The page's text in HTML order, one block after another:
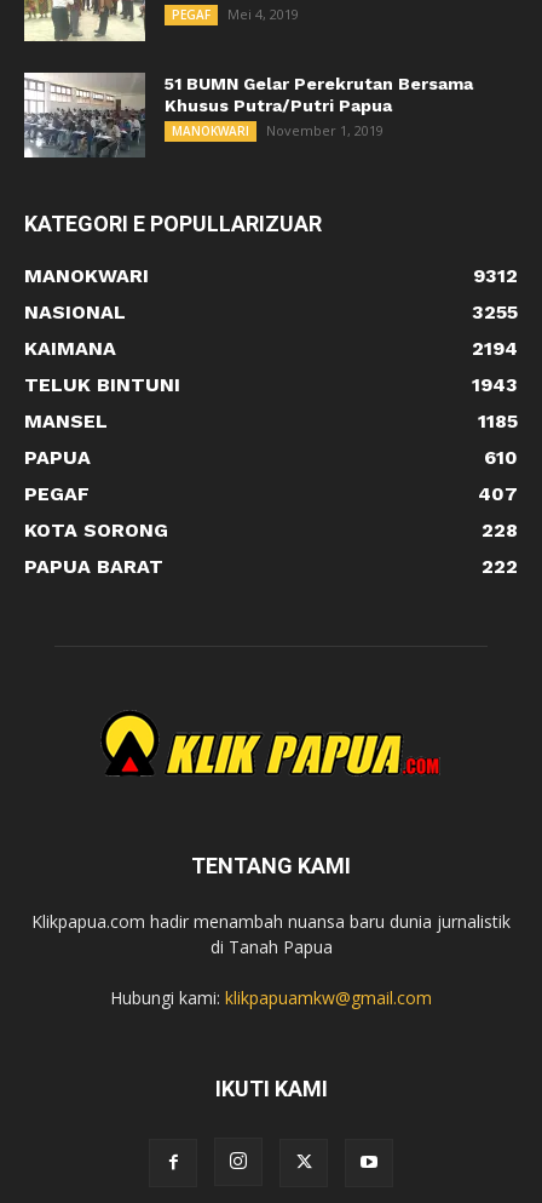
PEGAF Mei 4, 2019
51 BUMN Gelar Perekrutan Bersama
Khusus Putra/Putri Papua
MANOKWARI November 1, 2019
KATEGORI E POPULLARIZUAR
MANOKWARI
9312
NASIONAL
3255
KAIMANA
2194
TELUK BINTUNI
1943
MANSEL
1185
PAPUA
610
PEGAF
407
KOTA SORONG
228
PAPUA BARAT
222
TENTANG KAMI
Klikpapua.com hadir menambah nuansa baru dunia jurnalistik
di Tanah Papua
Hubungi kami: klikpapuamkw@gmail.com
IKUTI KAMI